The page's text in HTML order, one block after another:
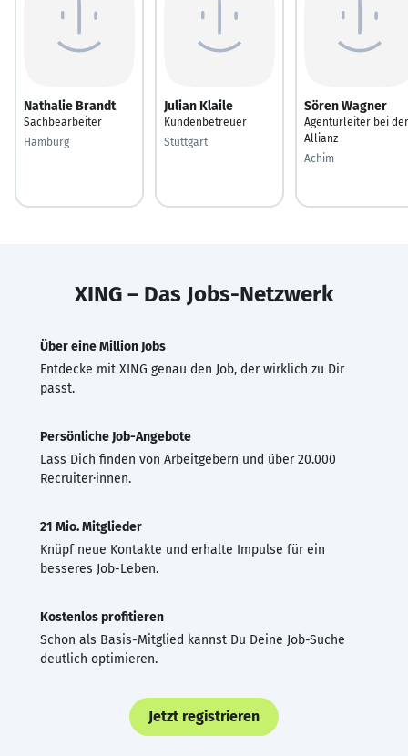
Nathalie Brandt
Sachbearbeiter
Hamburg
Julian Klaile
Kundenbetreuer
Stuttgart
Sören Wagner
Agenturleiter bei der
Allianz
Achim
XING – Das Jobs-Netzwerk
Über eine Million Jobs
Entdecke mit XING genau den Job, der wirklich zu Dir
passt.
Persönliche Job-Angebote
Lass Dich finden von Arbeitgebern und über 20.000
Recruiter·innen.
21 Mio. Mitglieder
Knüpf neue Kontakte und erhalte Impulse für ein
besseres Job-Leben.
Kostenlos profitieren
Schon als Basis-Mitglied kannst Du Deine Job-Suche
deutlich optimieren.
Jetzt registrieren